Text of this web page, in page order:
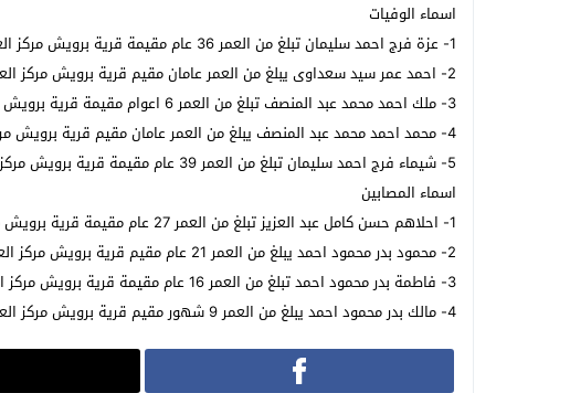
اسماء الوفيات
1- عزة فرج احمد سليمان تبلغ من العمر 36 عام مقيمة قرية برويش مركز العياط
2- احمد عمر سيد سعداوى يبلغ من العمر عامان مقيم قرية برويش مركز العياط
3- ملك احمد محمد عبد المنصف تبلغ من العمر 6 اعوام مقيمة قرية برويش مركز العياط
4- محمد احمد محمد عبد المنصف يبلغ من العمر عامان مقيم قرية برويش مركز العياط
5- شيماء فرج احمد سليمان تبلغ من العمر 39 عام مقيمة قرية برويش مركز العياط
اسماء المصابين
1- احلاهم حسن كامل عبد العزيز تبلغ من العمر 27 عام مقيمة قرية برويش مركز العياط
2- محمود بدر محمود احمد يبلغ من العمر 21 عام مقيم قرية برويش مركز العياط
3- فاطمة بدر محمود احمد تبلغ من العمر 16 عام مقيمة قرية برويش مركز العياط
4- مالك بدر محمود احمد يبلغ من العمر 9 شهور مقيم قرية برويش مركز العياط